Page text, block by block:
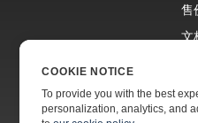
售
文
付费
COOKIE NOTICE
To provide you with the best
personalization, analytics, and